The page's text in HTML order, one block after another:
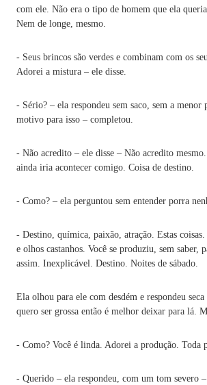
com ele. Não era o tipo de homem que ela
Nem de longe, mesmo.
- Seus brincos são verdes e combinam com os
Adorei a mistura – ele disse.
- Sério? – ela respondeu sem saco, sem a menor
motivo para isso – completou.
- Não acredito – ele disse – Não acredito
ainda iria acontecer comigo. Coisa de destino.
- Como? – ela perguntou sem entender porra
- Destino, química, paixão, atração. Estas
e olhos castanhos. Você se produziu, sem saber,
assim. Inexplicável. Destino. Noites de sábado.
Ela olhou para ele com desdém e respondeu
quero ser grossa então é melhor deixar para lá.
- Como? Você é linda. Adorei a produção. Toda
- Querido – ela respondeu, com um tom severo